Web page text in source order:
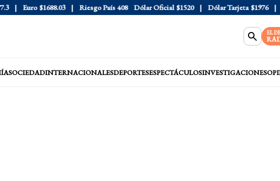
Euro $1688.03 Riesgo País 408 Dólar Oficial $1520 Dólar Tarjeta $1976
EL
SOCIEDADINTERNACIONALESDEPORTESESPECTÁCULOSINVESTIGACIONES